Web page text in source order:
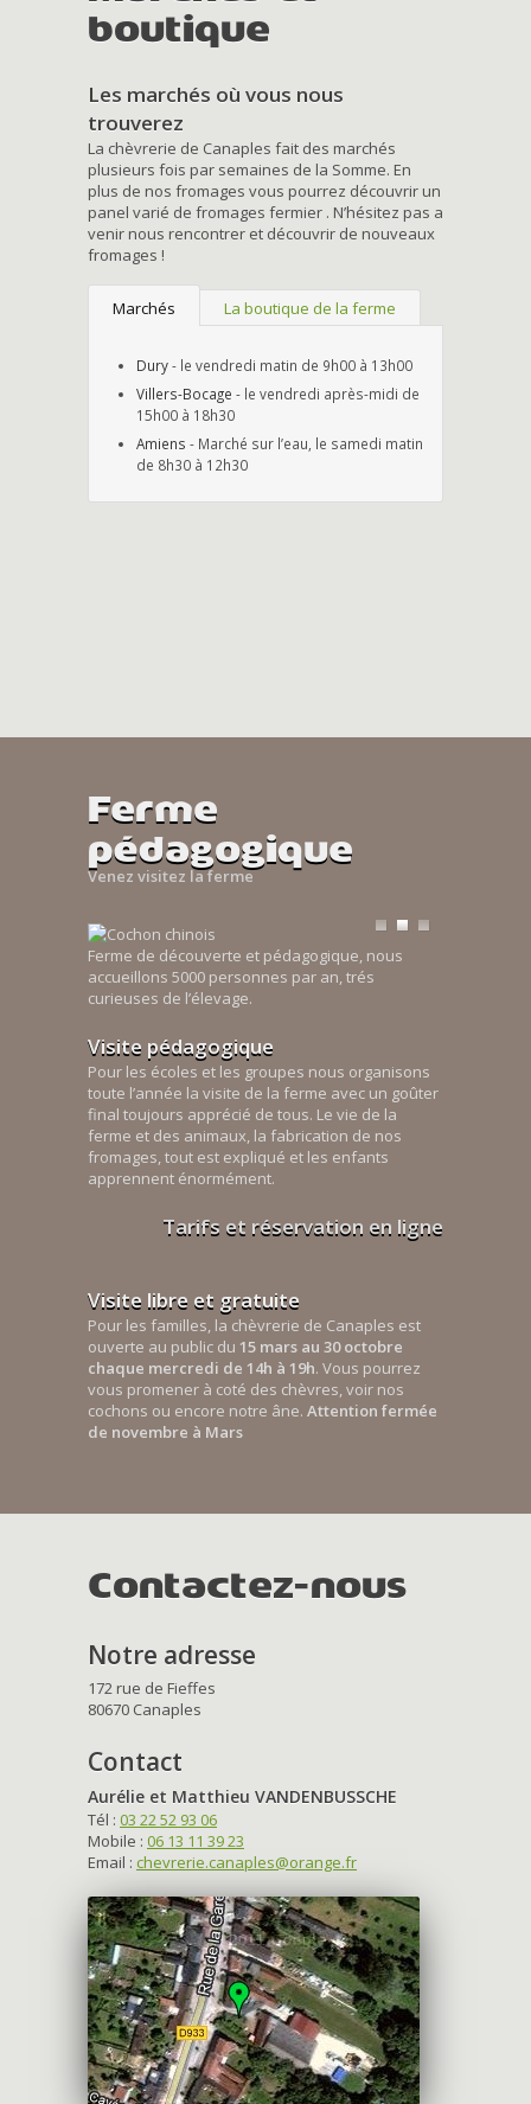
boutique
Les marchés où vous nous
trouverez
La chèvrerie de Canaples fait des marchés
plusieurs fois par semaines de la Somme. En
plus de nos fromages vous pourrez découvrir un
panel varié de fromages fermier . N’hésitez pas a
venir nous rencontrer et découvrir de nouveaux
fromages !
Marchés La boutique de la ferme
Dury- le vendredi matin de 9h00 à 13h00
Villers-Bocage - le vendredi après-midi de
15h00 à 18h30
Amiens - Marché sur l’eau, le samedi matin
de 8h30 à 12h30
Ferme
pédagogique
Venez visitez la ferme
Ferme de découverte et pédagogique, nous
accueillons 5000 personnes par an, trés
curieuses de l’élevage.
Visite pédagogique
Pour les écoles et les groupes nous organisons
toute l’année la visite de la ferme avec un goûter
final toujours apprécié de tous. Le vie de la
ferme et des animaux, la fabrication de nos
fromages, tout est expliqué et les enfants
apprennent énormément.
Tarifs et réservation en ligne
Visite libre et gratuite
Pour les familles, la chèvrerie de Canaples est
ouverte au public du 15 mars au 30 octobre
chaque mercredi de 14h à 19h. Vous pourrez
vous promener à coté des chèvres, voir nos
cochons ou encore notre âne. Attention fermée
de novembre à Mars
Contactez-nous
Notre adresse
172 rue de Fieffes
80670 Canaples
Contact
Aurélie et Matthieu VANDENBUSSCHE
Tél : 03 22 52 93 06
Mobile : 06 13 11 39 23
Email : chevrerie.canaples@orange.fr